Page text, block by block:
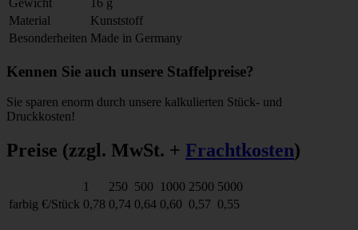
Material
Kunststoff
Besonderheiten Made in Germany
Kennen Sie auch unsere Staffelpreise?
Sie sparen enorm durch unsere kalkulierten Stück- und
Druckkosten!
Preise (zzgl. MwSt. + Frachtkosten)
1 250 500 1000 2500 5000
farbig €/Stück 0,78 0,74 0,64 0,60 0,57 0,55